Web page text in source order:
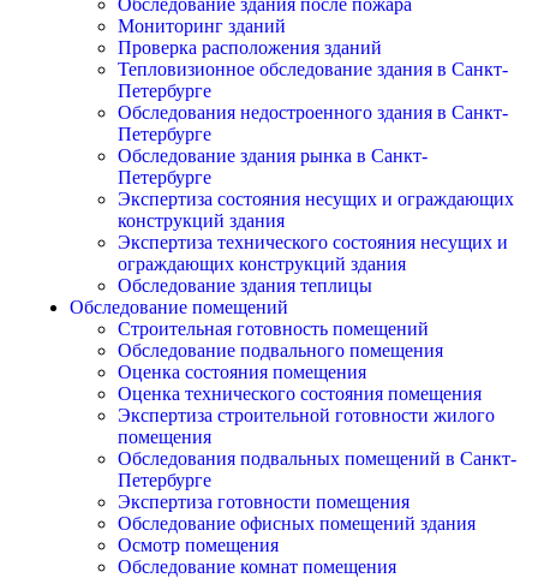
Обследование здания после пожара
Мониторинг зданий
Проверка расположения зданий
Тепловизионное обследование здания в Санкт-
Петербурге
Обследования недостроенного здания в Санкт-
Петербурге
Обследование здания рынка в Санкт-
Петербурге
Экспертиза состояния несущих и ограждающих
конструкций здания
Экспертиза технического состояния несущих и
ограждающих конструкций здания
Обследование здания теплицы
Обследование помещений
Строительная готовность помещений
Обследование подвального помещения
Оценка состояния помещения
Оценка технического состояния помещения
Экспертиза строительной готовности жилого
помещения
Обследования подвальных помещений в Санкт-
Петербурге
Экспертиза готовности помещения
Обследование офисных помещений здания
Осмотр помещения
Обследование комнат помещения